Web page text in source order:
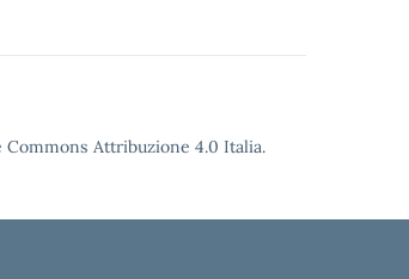
Commons Attribuzione 4.0 Italia.